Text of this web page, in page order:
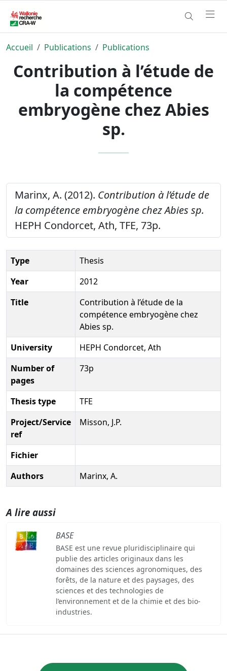
Accueil Publications Publications
Contribution à l’étude de
la compétence
embryogène chez Abies
sp.
Marinx, A. (2012). Contribution à l’étude de
la compétence embryogène chez Abies sp.
HEPH Condorcet, Ath, TFE, 73p.
Type
Thesis
Year
2012
Title
Contribution à l’étude de la
compétence embryogène chez
Abies sp.
University
HEPH Condorcet, Ath
Number of
pages
73p
Thesis type
TFE
Project/Service
ref
Misson, J.P.
Fichier
Authors
Marinx, A.
A lire aussi
BASE
BASE est une revue pluridisciplinaire qui
publie des articles originaux dans les
domaines des sciences agronomiques, des
forêts, de la nature et des paysages, des
sciences et des technologies de
l’environnement et de la chimie et des bio-
industries.